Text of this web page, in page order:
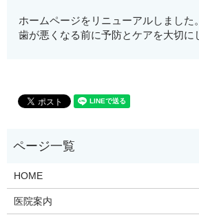
ホームページをリニューアルしました。
歯が悪くなる前に予防とケアを大切に
HOME
医院案内